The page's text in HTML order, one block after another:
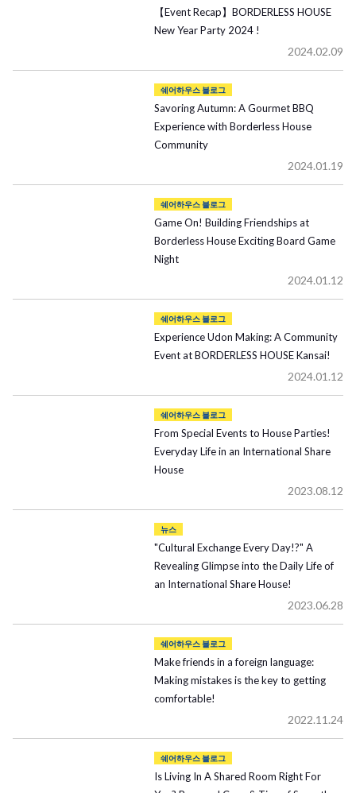
【Event Recap】BORDERLESS HOUSE
New Year Party 2024 !
2024.02.09
쉐어하우스 블로그
Savoring Autumn: A Gourmet BBQ
Experience with Borderless House
Community
2024.01.19
쉐어하우스 블로그
Game On! Building Friendships at
Borderless House Exciting Board Game
Night
2024.01.12
쉐어하우스 블로그
Experience Udon Making: A Community
Event at BORDERLESS HOUSE Kansai!
2024.01.12
쉐어하우스 블로그
From Special Events to House Parties!
Everyday Life in an International Share
House
2023.08.12
뉴스
"Cultural Exchange Every Day!?" A
Revealing Glimpse into the Daily Life of
an International Share House!
2023.06.28
쉐어하우스 블로그
Make friends in a foreign language:
Making mistakes is the key to getting
comfortable!
2022.11.24
쉐어하우스 블로그
Is Living In A Shared Room Right For